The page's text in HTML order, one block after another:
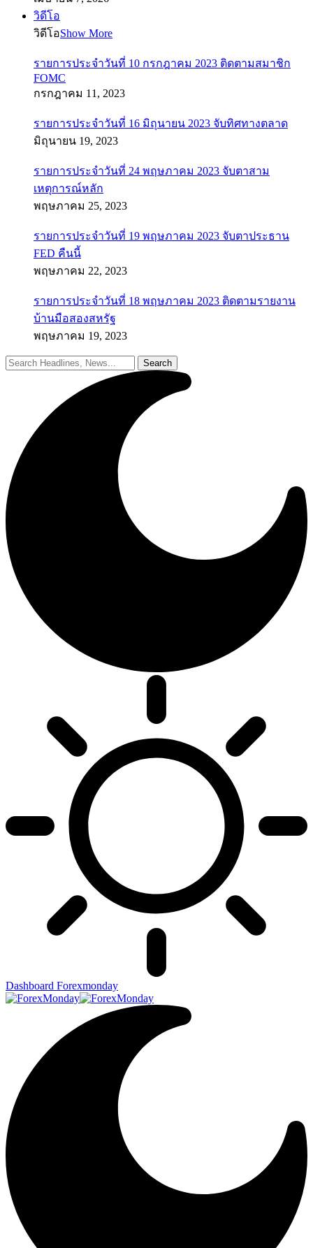
วิดีโอ
วิดีโอShow More
รายการประจำวันที่ 10 กรกฎาคม 2023 ติดตามสมาชิก
FOMC
กรกฎาคม 11, 2023
รายการประจำวันที่ 16 มิถุนายน 2023 จับทิศทางตลาด
มิถุนายน 19, 2023
รายการประจำวันที่ 24 พฤษภาคม 2023 จับตาสาม
เหตุการณ์หลัก
พฤษภาคม 25, 2023
รายการประจำวันที่ 19 พฤษภาคม 2023 จับตาประธาน
FED คืนนี้
พฤษภาคม 22, 2023
รายการประจำวันที่ 18 พฤษภาคม 2023 ติดตามรายงาน
บ้านมือสองสหรัฐ
พฤษภาคม 19, 2023
Dashboard Forexmonday